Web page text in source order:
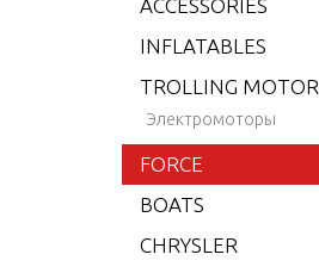
ACCESSORIES
INFLATABLES
TROLLING MOTOR
Электромоторы
FORCE
BOATS
CHRYSLER